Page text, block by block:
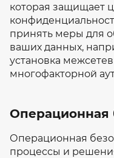
которая защищает
принять меры для
ваших данных,
установка
многофакторной
Операционная
Операционная
процессы и